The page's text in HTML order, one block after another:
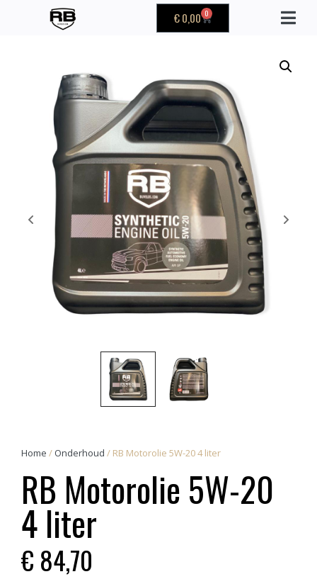
€0,00 0
Home / Onderhoud / RB Motorolie 5W-20 4 liter
RB Motorolie 5W-20
4 liter
€ 84,70